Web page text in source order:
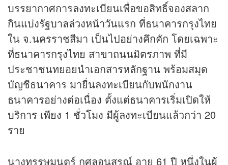
บรรยากาศการลงทะเบียนเพื่อขอสิทธิ์จองสลาก
กินแบ่งรัฐบาลล่วงหน้าวันแรก ที่ธนาคารกรุงไทย
ใน จ.นครราชสีมา เป็นไปอย่างคึกคัก โดยเฉพาะ
ที่ธนาคารกรุงไทย สาขาถนนมิตรภาพ ที่มี
ประชาชนทยอยนำเอกสารหลักฐาน พร้อมสมุด
บัญชีธนาคาร มายื่นลงทะเบียนกับพนักงาน
ธนาคารอย่างต่อเนื่อง ตั้งแต่ธนาคารเริ่มเปิดให้
บริการ เพียง 1 ชั่วโมง มีผู้ลงทะเบียนแล้วกว่า 20
ราย
นางทรรษมนตร์ กุศลอนุสรณ์ อายุ 61 ปี หนึ่งในผู้